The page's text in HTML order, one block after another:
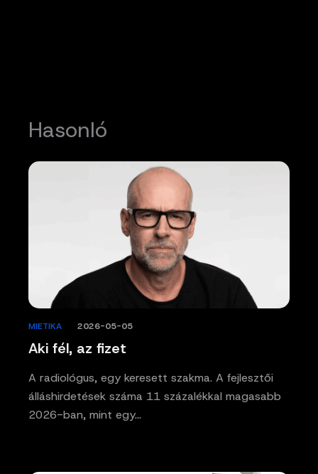
Hasonló
Aki fél, az fizet
MIETIKA 2026-05-05
A radiológus, egy keresett szakma. A fejlesztői
álláshirdetések száma 11 százalékkal magasabb
2026-ban, mint egy…